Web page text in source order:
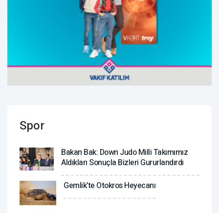
Spor
Bakan Bak: Down Judo Milli Takımımız
Aldıkları Sonuçla Bizleri Gururlandırdı
Gemlik’te Otokros Heyecanı